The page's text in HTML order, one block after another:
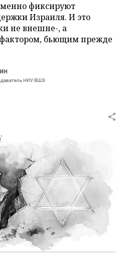
фиксируют
Израиля. И это
не внешне-, а
бьющим прежде
НИУ ВШЭ